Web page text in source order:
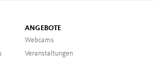
ANGEBOTE
Webcams
Veranstaltungen